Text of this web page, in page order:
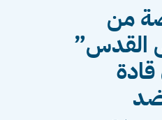
من
القدس”